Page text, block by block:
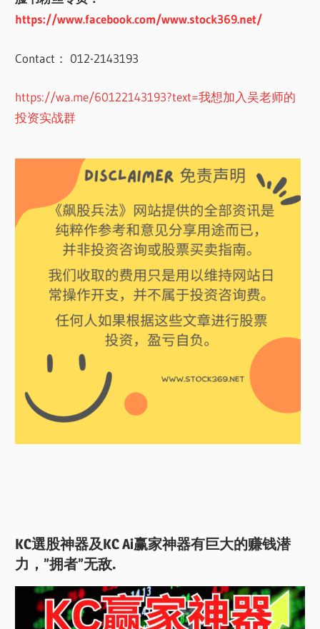
https://www.facebook.com/www.stock369.net/
Contact： 012-2143193
https://wa.me/60122143193?text=我想加入吴老师的
投资实战群
KC選股神器及KC Ai赢家神器有巨大的赚钱潜
力，”拥者”无敌.